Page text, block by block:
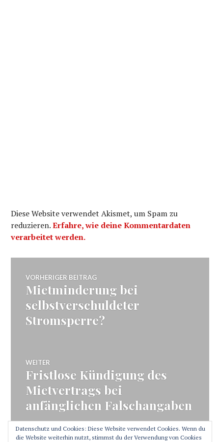
Diese Website verwendet Akismet, um Spam zu
reduzieren.Erfahre, wie deine Kommentardaten
verarbeitet werden.
Beitragsnavigation
VORHERIGER BEITRAG
Vorheriger
Beitrag:
Mietminderung bei
selbstverschuldeter
Stromsperre?
WEITER
Nächster
Beitrag:
Fristlose Kündigung des
Mietvertrags bei
anfänglichen Falschangaben
Datenschutz und Cookies: Diese Website verwendet Cookies. Wenn du
die Website weiterhin nutzt, stimmst du der Verwendung von Cookies